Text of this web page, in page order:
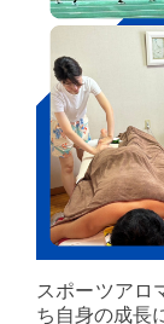
スポーツアロ
ち自身の成長